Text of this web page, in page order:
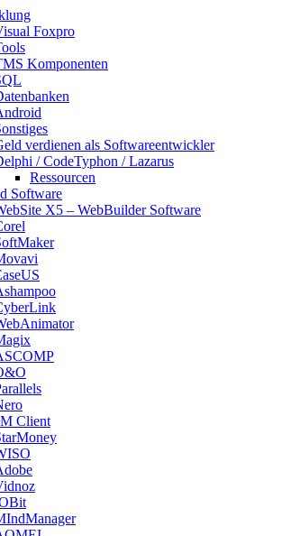
Foxpro
Komponenten
verdienen als Softwareentwickler
/ CodeTyphon / Lazarus
Ressourcen
Software
X5 – WebBuilder Software
Client